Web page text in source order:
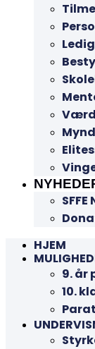
SFFE
HJEM
9. år
10.